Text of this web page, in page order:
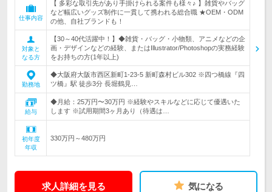
仕事内容
【 多彩な取引先があり手掛けられる案件も様々♪ 】雑貨やバッグ
など幅広いグッズ制作に一貫して携われる総合職 ★OEM・ODM
の他、自社ブランドも！
対象と
なる方
【30～40代活躍中！】◆雑貨・バッグ・小物類、アニメなどの企
画・デザインなどの経験、またはIllustrator/Photoshopの実務経験
をお持ちの方(1年以上)
勤務地
◆大阪府大阪市西区新町1-23-5 新町森村ビル302 ※四つ橋線『四
ツ橋』駅 徒歩3分 長堀鶴見…
給与
◆月給：25万円〜30万円 ※経験やスキルなどに応じて優遇いた
します ※試用期間3ヶ月あり（待遇は…
初年度
年収
330万円～480万円
求人詳細を見る 気になる